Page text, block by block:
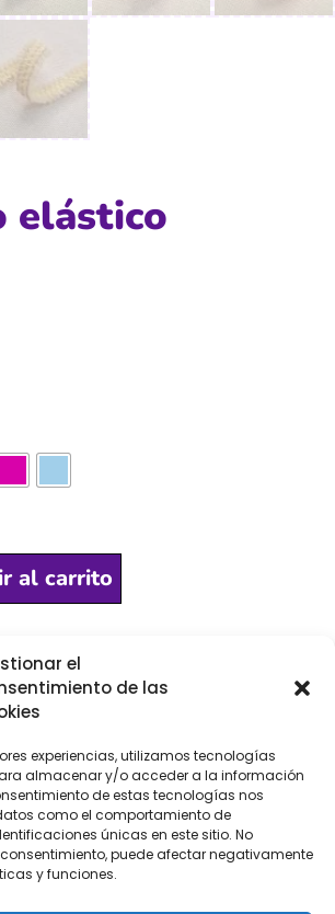
el
de las
experiencias, utilizamos tecnologías
almacenar y/o acceder a la información
de estas tecnologías nos
como el comportamiento de
únicas en este sitio. No
puede afectar negativamente
y funciones.
elástico
al carrito
son en
ENVÍO 24-48H TIENDA FÍSICA